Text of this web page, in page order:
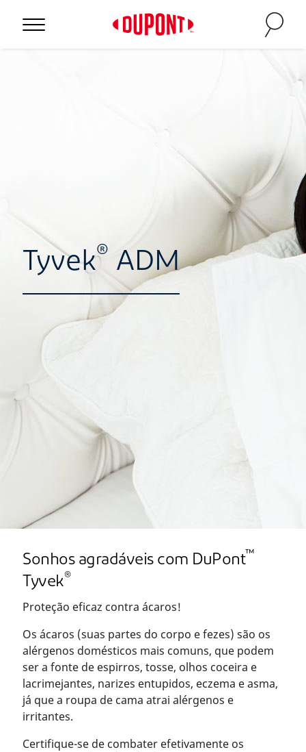
Tyvek® ADM
Sonhos agradáveis com DuPont™
Tyvek®
Proteção eficaz contra ácaros!
Os ácaros (suas partes do corpo e fezes) são os
alérgenos domésticos mais comuns, que podem
ser a fonte de espirros, tosse, olhos coceira e
lacrimejantes, narizes entupidos, eczema e asma,
já que a roupa de cama atrai alérgenos e
irritantes.
Certifique-se de combater efetivamente os